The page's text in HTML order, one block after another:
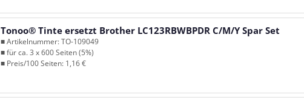
Tonoo® Tinte ersetzt Brother LC123RBWBPDR C/M/Y Spar Set
■ Artikelnummer: TO-109049
■ für ca. 3 x 600 Seiten (5%)
■ Preis/100 Seiten: 1,16 €